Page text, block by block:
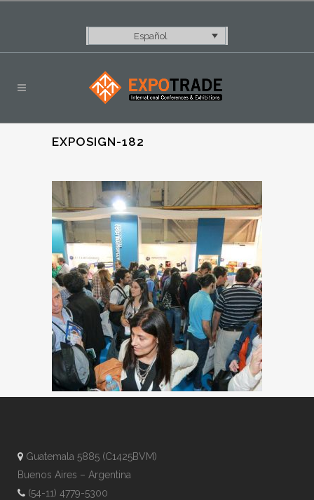
Español
EXPOSIGN-182
Guatemala 5885 (C1425BVM)
Buenos Aires – Argentina
(54-11) 4779-5300